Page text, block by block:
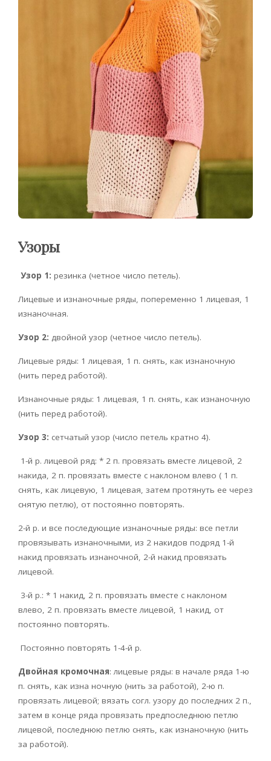
Узоры
Узор 1: резинка (четное число петель).
Лицевые и изнаночные ряды, попеременно 1 лицевая, 1
изнаночная.
Узор 2: двойной узор (четное число петель).
Лицевые ряды: 1 лицевая, 1 п. снять, как изнаночную
(нить перед работой).
Изнаночные ряды: 1 лицевая, 1 п. снять, как изнаночную
(нить перед работой).
Узор 3: сетчатый узор (число петель кратно 4).
1-й р. лицевой ряд: * 2 п. провязать вместе лицевой, 2
накида, 2 п. провязать вместе с наклоном влево ( 1 п.
снять, как лицевую, 1 лицевая, затем протянуть ее через
снятую петлю), от постоянно повторять.
2-й р. и все последующие изнаночные ряды: все петли
провязывать изнаночными, из 2 накидов подряд 1-й
накид провязать изнаночной, 2-й накид провязать
лицевой.
3-й р.: * 1 накид, 2 п. провязать вместе с наклоном
влево, 2 п. провязать вместе лицевой, 1 накид, от
постоянно повторять.
Постоянно повторять 1-4-й р.
Двойная кромочная: лицевые ряды: в начале ряда 1-ю
п. снять, как изна ночную (нить за работой), 2-ю п.
провязать лицевой; вязать согл. узору до последних 2 п.,
затем в конце ряда провязать предпоследнюю петлю
лицевой, последнюю петлю снять, как изнаночную (нить
за работой).